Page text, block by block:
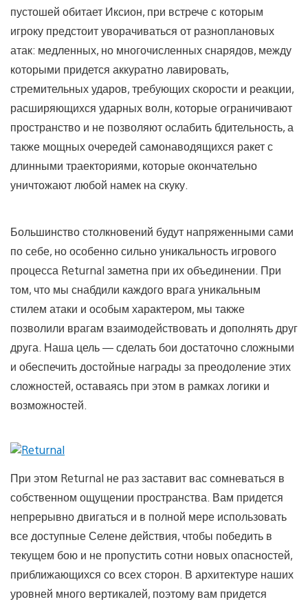
пустошей обитает Иксион, при встрече с которым
игроку предстоит уворачиваться от разноплановых
атак: медленных, но многочисленных снарядов, между
которыми придется аккуратно лавировать,
стремительных ударов, требующих скорости и реакции,
расширяющихся ударных волн, которые ограничивают
пространство и не позволяют ослабить бдительность, а
также мощных очередей самонаводящихся ракет с
длинными траекториями, которые окончательно
уничтожают любой намек на скуку.
Большинство столкновений будут напряженными сами
по себе, но особенно сильно уникальность игрового
процесса Returnal заметна при их объединении. При
том, что мы снабдили каждого врага уникальным
стилем атаки и особым характером, мы также
позволили врагам взаимодействовать и дополнять друг
друга. Наша цель — сделать бои достаточно сложными
и обеспечить достойные награды за преодоление этих
сложностей, оставаясь при этом в рамках логики и
возможностей.
При этом Returnal не раз заставит вас сомневаться в
собственном ощущении пространства. Вам придется
непрерывно двигаться и в полной мере использовать
все доступные Селене действия, чтобы победить в
текущем бою и не пропустить сотни новых опасностей,
приближающихся со всех сторон. В архитектуре наших
уровней много вертикалей, поэтому вам придется